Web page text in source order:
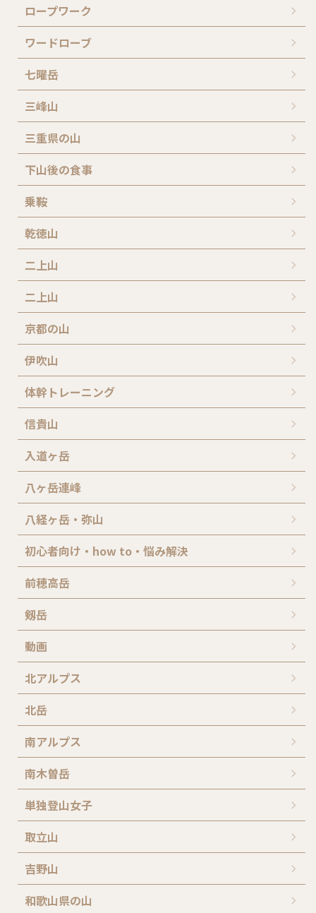
ロープワーク
ワードローブ
七曜岳
三峰山
三重県の山
下山後の食事
乗鞍
乾徳山
二上山
二上山
京都の山
伊吹山
体幹トレーニング
信貴山
入道ヶ岳
八ヶ岳連峰
八経ヶ岳・弥山
初心者向け・how to・悩み解決
前穂高岳
剱岳
動画
北アルプス
北岳
南アルプス
南木曽岳
単独登山女子
取立山
吉野山
和歌山県の山